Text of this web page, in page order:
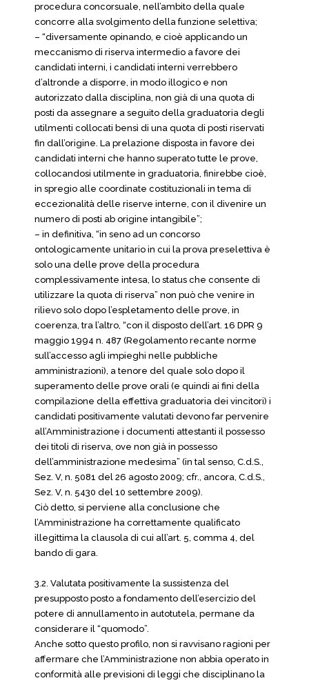
procedura concorsuale, nell’ambito della quale
concorre alla svolgimento della funzione selettiva;
– “diversamente opinando, e cioè applicando un
meccanismo di riserva intermedio a favore dei
candidati interni, i candidati interni verrebbero
d’altronde a disporre, in modo illogico e non
autorizzato dalla disciplina, non già di una quota di
posti da assegnare a seguito della graduatoria degli
utilmenti collocati bensì di una quota di posti riservati
fin dall’origine. La prelazione disposta in favore dei
candidati interni che hanno superato tutte le prove,
collocandosi utilmente in graduatoria, finirebbe cioè,
in spregio alle coordinate costituzionali in tema di
eccezionalità delle riserve interne, con il divenire un
numero di posti ab origine intangibile”;
– in definitiva, “in seno ad un concorso
ontologicamente unitario in cui la prova preselettiva è
solo una delle prove della procedura
complessivamente intesa, lo status che consente di
utilizzare la quota di riserva” non può che venire in
rilievo solo dopo l’espletamento delle prove, in
coerenza, tra l’altro, “con il disposto dell’art. 16 DPR 9
maggio 1994 n. 487 (Regolamento recante norme
sull’accesso agli impieghi nelle pubbliche
amministrazioni), a tenore del quale solo dopo il
superamento delle prove orali (e quindi ai fini della
compilazione della effettiva graduatoria dei vincitori) i
candidati positivamente valutati devono far pervenire
all’Amministrazione i documenti attestanti il possesso
dei titoli di riserva, ove non già in possesso
dell’amministrazione medesima” (in tal senso, C.d.S.,
Sez. V, n. 5081 del 26 agosto 2009; cfr., ancora, C.d.S.,
Sez. V, n. 5430 del 10 settembre 2009).
Ciò detto, si perviene alla conclusione che
l’Amministrazione ha correttamente qualificato
illegittima la clausola di cui all’art. 5, comma 4, del
bando di gara.
3.2. Valutata positivamente la sussistenza del
presupposto posto a fondamento dell’esercizio del
potere di annullamento in autotutela, permane da
considerare il “quomodo”.
Anche sotto questo profilo, non si ravvisano ragioni per
affermare che l’Amministrazione non abbia operato in
conformità alle previsioni di leggi che disciplinano la